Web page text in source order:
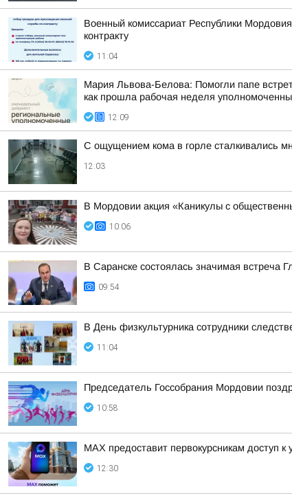
Военный комиссариат Республики
контракту
11:04
Мария Львова-Белова: Помогли папе
как прошла рабочая неделя
12:09
С ощущением кома в горле сталкивались
12:03
В Мордовии акция «Каникулы с
10:06
В Саранске состоялась значимая встреча
09:54
В День физкультурника сотрудники
11:04
Председатель Госсобрания Мордовии
10:58
MAX предоставит первокурсникам доступ
12:30